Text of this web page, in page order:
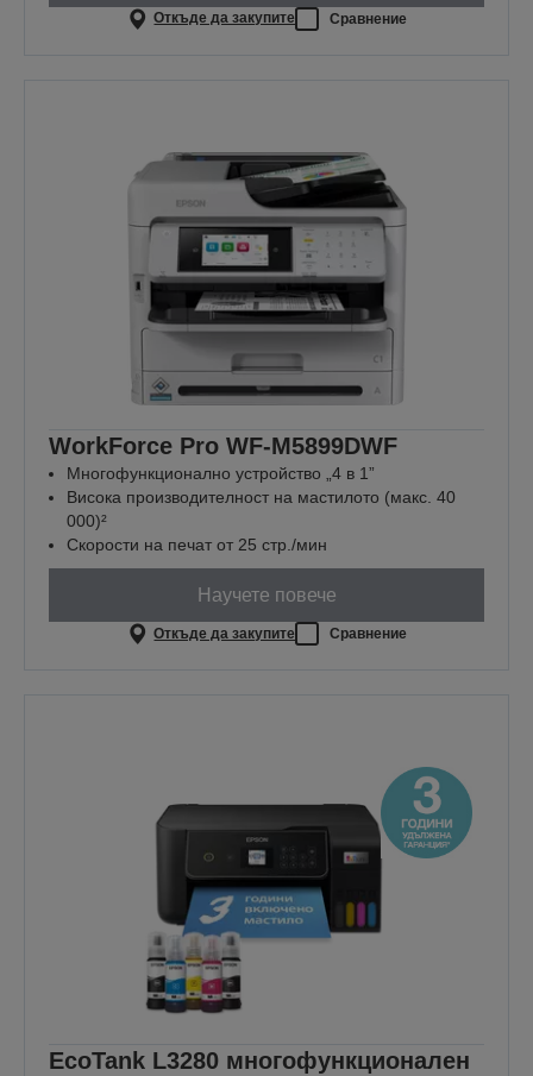
Откъде да закупите Сравнение
WorkForce Pro WF-M5899DWF
Многофункционално устройство „4 в 1”
Висока производителност на мастилото (макс. 40
000)²
Скорости на печат от 25 стр./мин
Научете повече
Откъде да закупите Сравнение
EcoTank L3280 многофункционален